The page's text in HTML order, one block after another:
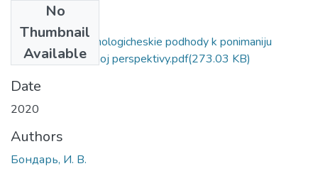
No
Thumbnail
Available
Sovremennye psihologicheskie podhody k ponimaniju
struktury vremennoj perspektivy.pdf(273.03 KB)
Date
2020
Authors
Бондарь, И. В.